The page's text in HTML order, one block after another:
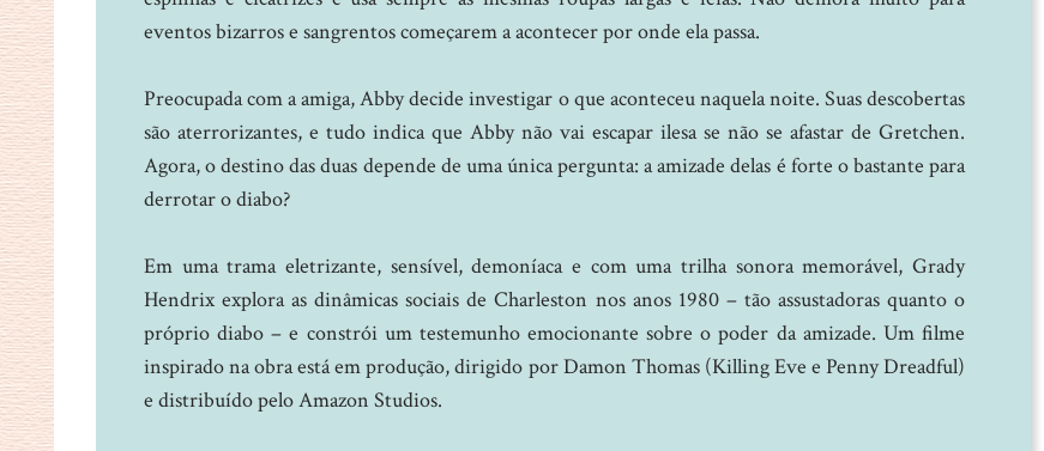
eventos bizarros e sangrentos começarem a acontecer por onde ela passa.
Preocupada com a amiga, Abby decide investigar o que aconteceu naquela noite. Suas descobertas
são aterrorizantes, e tudo indica que Abby não vai escapar ilesa se não se afastar de Gretchen.
Agora, o destino das duas depende de uma única pergunta: a amizade delas é forte o bastante para
derrotar o diabo?
Em uma trama eletrizante, sensível, demoníaca e com uma trilha sonora memorável, Grady
Hendrix explora as dinâmicas sociais de Charleston nos anos 1980 – tão assustadoras quanto o
próprio diabo – e constrói um testemunho emocionante sobre o poder da amizade. Um filme
inspirado na obra está em produção, dirigido por Damon Thomas (Killing Eve e Penny Dreadful)
e distribuído pelo Amazon Studios.